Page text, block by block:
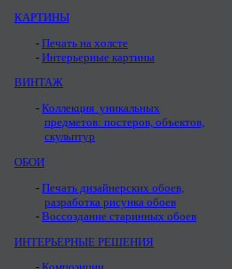
КАРТИНЫ
Печать на холсте
Интерьерные картины
ВИНТАЖ
Коллекция уникальных
предметов: постеров, объектов,
скульптур
ОБОИ
Печать дизайнерских обоев,
разработка рисунка обоев
Воссоздание старинных обоев
ИНТЕРЬЕРНЫЕ РЕШЕНИЯ